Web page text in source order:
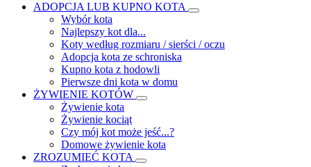
ADOPCJA LUB KUPNO KOTA
Wybór kota
Najlepszy kot dla...
Koty według rozmiaru / sierści / oczu
Adopcja kota ze schroniska
Kupno kota z hodowli
Pierwsze dni kota w domu
ŻYWIENIE KOTÓW
Żywienie kota
Żywienie kociąt
Czy mój kot może jeść...?
Domowe żywienie kota
ZROZUMIEĆ KOTA